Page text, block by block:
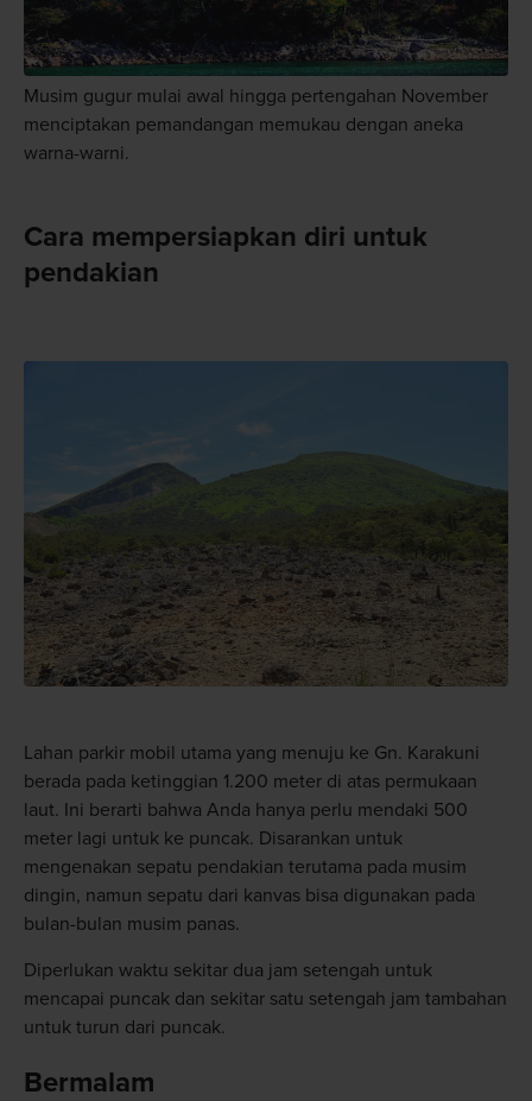
Musim gugur mulai awal hingga pertengahan November
menciptakan pemandangan memukau dengan aneka
warna-warni.
Cara mempersiapkan diri untuk
pendakian
Lahan parkir mobil utama yang menuju ke Gn. Karakuni
berada pada ketinggian 1.200 meter di atas permukaan
laut. Ini berarti bahwa Anda hanya perlu mendaki 500
meter lagi untuk ke puncak. Disarankan untuk
mengenakan sepatu pendakian terutama pada musim
dingin, namun sepatu dari kanvas bisa digunakan pada
bulan-bulan musim panas.
Diperlukan waktu sekitar dua jam setengah untuk
mencapai puncak dan sekitar satu setengah jam tambahan
untuk turun dari puncak.
Bermalam